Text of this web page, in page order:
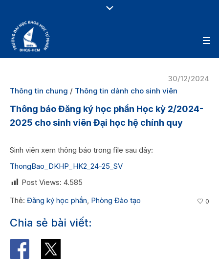
30/12/2024
Thông tin chung / Thông tin dành cho sinh viên
Thông báo Đăng ký học phần Học kỳ 2/2024-
2025 cho sinh viên Đại học hệ chính quy
Sinh viên xem thông báo trong file sau đây:
ThongBao_DKHP_HK2_24-25_SV
Post Views: 4.585
Thẻ: Đăng ký học phần, Phòng Đào tạo 0
Chia sẻ bài viết: